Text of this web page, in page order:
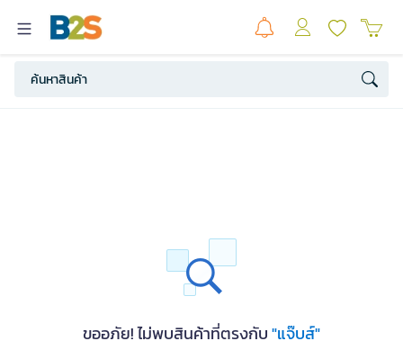
ขออภัย! ไม่พบสินค้าที่ตรงกับ"แจ๊บส์"